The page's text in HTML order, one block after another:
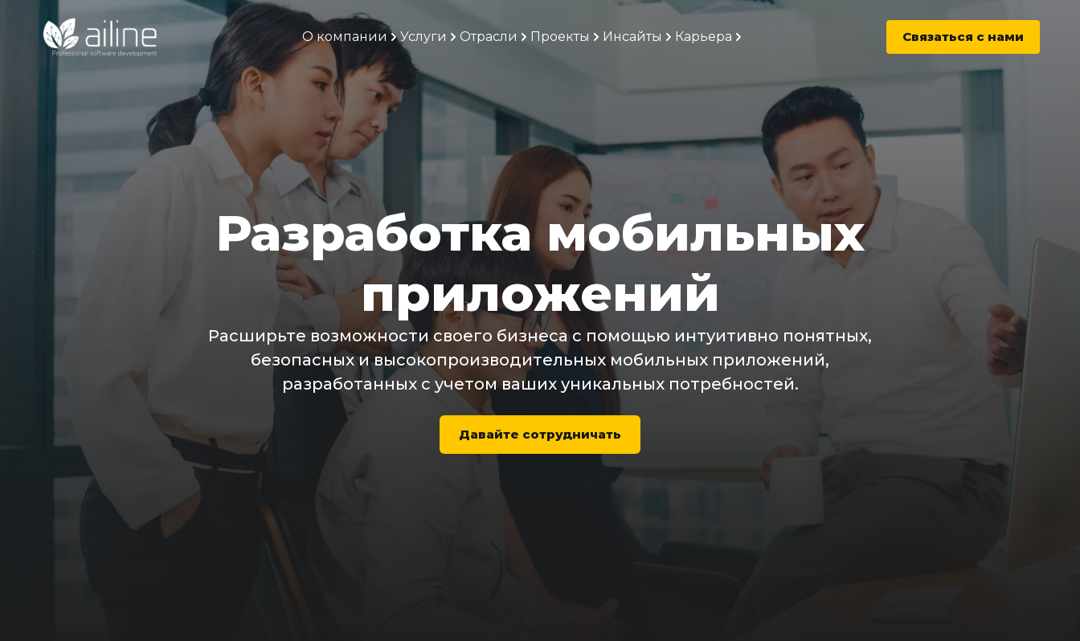
О компании Услуги Отрасли Проекты Инсайты Карьера Связаться с нами
Разработка мобильных
приложений
Расширьте возможности своего бизнеса с помощью интуитивно понятных,
безопасных и высокопроизводительных мобильных приложений,
разработанных с учетом ваших уникальных потребностей.
Давайте сотрудничать